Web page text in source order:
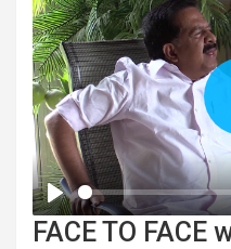
FACE TO FACE